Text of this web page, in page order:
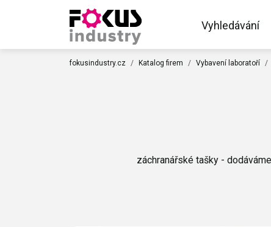
Vyhledávání
fokusindustry.cz Katalog firem Vybavení laboratoří
záchranářské tašky -